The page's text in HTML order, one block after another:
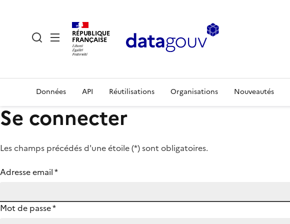
RÉPUBLIQUE
FRANÇAISE
Données API Réutilisations Organisations Nouveautés
Se connecter
Les champs précédés d'une étoile (*) sont obligatoires.
Adresse email*
Mot de passe*